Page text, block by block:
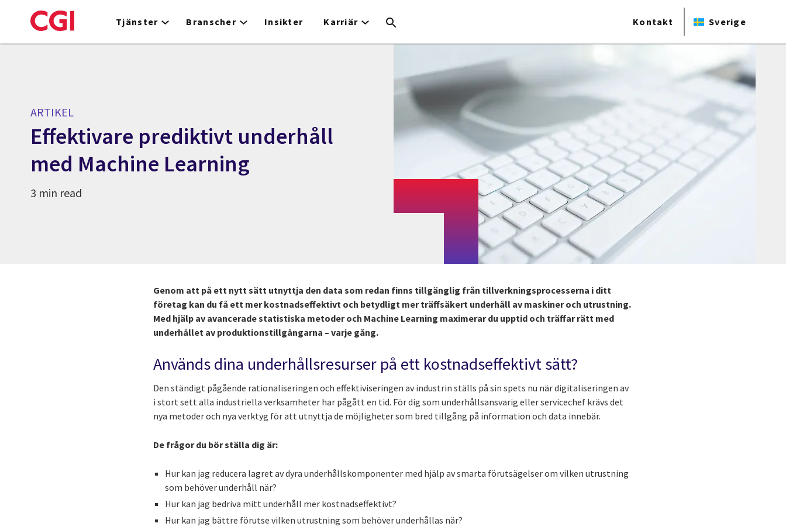
to
Tjänster Branscher Insikter Karriär Kontakt Sverige
ARTIKEL
Effektivare prediktivt underhåll
med Machine Learning
3 min read
Genom att på ett nytt sätt utnyttja den data som redan finns tillgänglig från tillverkningsprocesserna i ditt
företag kan du få ett mer kostnadseffektivt och betydligt mer träffsäkert underhåll av maskiner och utrustning.
Med hjälp av avancerade statistiska metoder och Machine Learning maximerar du upptid och träffar rätt med
underhållet av produktionstillgångarna – varje gång.
Används dina underhållsresurser på ett kostnadseffektivt sätt?
Den ständigt pågående rationaliseringen och effektiviseringen av industrin ställs på sin spets nu när digitaliseringen av
i stort sett alla industriella verksamheter har pågått en tid. För dig som underhållsansvarig eller servicechef krävs det
nya metoder och nya verktyg för att utnyttja de möjligheter som bred tillgång på information och data innebär.
De frågor du bör ställa dig är:
Hur kan jag reducera lagret av dyra underhållskomponenter med hjälp av smarta förutsägelser om vilken utrustning
som behöver underhåll när?
Hur kan jag bedriva mitt underhåll mer kostnadseffektivt?
Hur kan jag bättre förutse vilken utrustning som behöver underhållas när?